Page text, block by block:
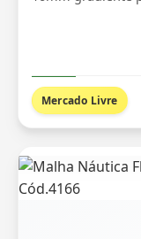
Mercado Livre